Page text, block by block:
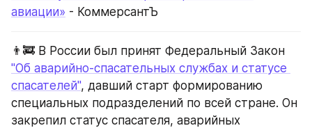
авиации» - КоммерсантЪ
"Об аварийно-спасательных службах и статусе
спасателей", давший старт формированию
специальных подразделений по всей стране. Он
закрепил статус спасателя, аварийных